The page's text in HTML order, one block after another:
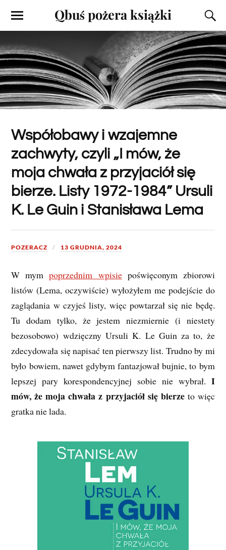
Qbuś pożera książki
Współobawy i wzajemne
zachwyty, czyli „I mów, że
moja chwała z przyjaciół się
bierze. Listy 1972-1984” Ursuli
K. Le Guin i Stanisława Lema
POZERACZ 13 GRUDNIA, 2024
W mympoprzednim wpisiepoświęconym zbiorowi
listów (Lema, oczywiście) wyłożyłem me podejście do
zaglądania w czyjeś listy, więc powtarzał się nie będę.
Tu dodam tylko, że jestem niezmiernie (i niestety
bezosobowo) wdzięczny Ursuli K. Le Guin za to, że
zdecydowała się napisać ten pierwszy list. Trudno by mi
było bowiem, nawet gdybym fantazjował bujnie, to bym
lepszej pary korespondencyjnej sobie nie wybrał. I
mów, że moja chwała z przyjaciół się bierzeto więc
gratka nie lada.